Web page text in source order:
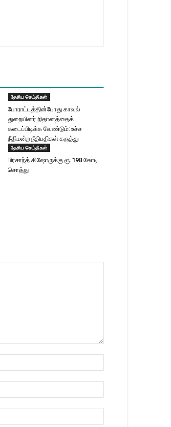
தேசிய செய்திகள்
போராட்டத்தின்போது காவல்
துறையினர் நிதானத்தைக்
கடைப்பிடிக்க வேண்டும்: உச்ச
நீதிமன்ற நீதிபதிகள் கருத்து
தேசிய செய்திகள்
பிரசாந்த் கிஷோருக்கு ரூ.198 கோடி
சொத்து